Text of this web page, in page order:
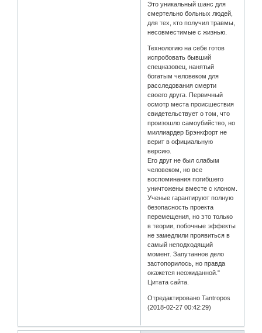
Это уникальный шанс для
смертельно больных людей,
для тех, кто получил травмы,
несовместимые с жизнью.
Технологию на себе готов
испробовать бывший
спецназовец, нанятый
богатым человеком для
расследования смерти
своего друга. Первичный
осмотр места происшествия
свидетельствует о том, что
произошло самоубийство, но
миллиардер Брэнкфорт не
верит в официальную
версию.
Его друг не был слабым
человеком, но все
воспоминания погибшего
уничтожены вместе с клоном.
Ученые гарантируют полную
безопасность проекта
перемещения, но это только
в теории, побочные эффекты
не замедлили проявиться в
самый неподходящий
момент. Запутанное дело
застопорилось, но правда
окажется неожиданной."
Цитата сайта.
Отредактировано Tantropos
(2018-02-27 00:42:29)